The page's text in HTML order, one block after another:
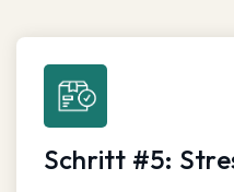
Schritt #5: